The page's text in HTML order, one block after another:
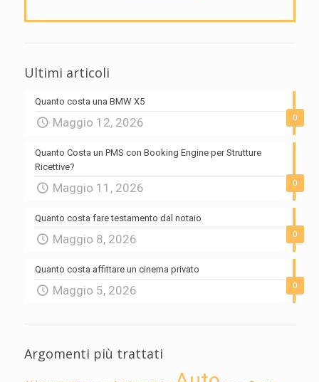
Ultimi articoli
0
Quanto costa una BMW X5
Maggio 12, 2026
0
Quanto Costa un PMS con Booking Engine per Strutture
Ricettive?
Maggio 11, 2026
0
Quanto costa fare testamento dal notaio
Maggio 8, 2026
0
Quanto costa affittare un cinema privato
Maggio 5, 2026
Argomenti più trattati